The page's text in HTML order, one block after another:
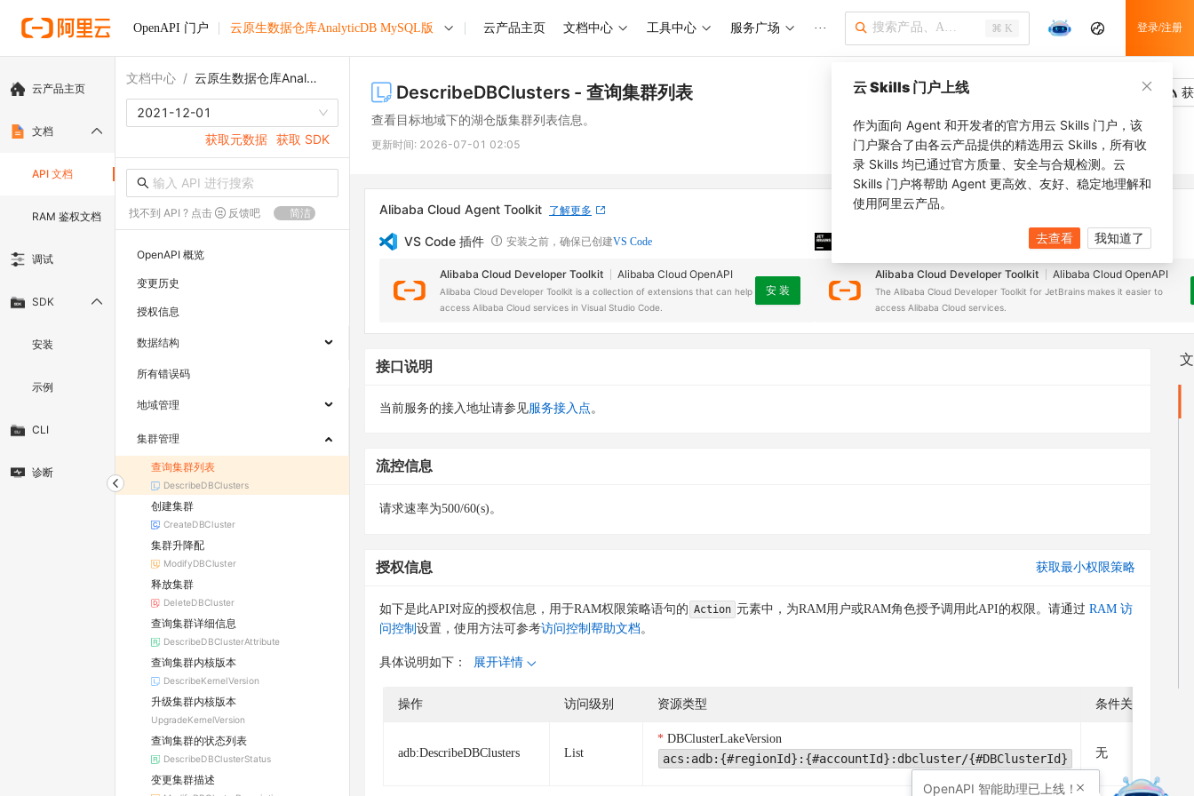
OpenAPI 门户 云原生数据仓库AnalyticDB MySQL版 云产品主页 文档中心 工具中心 服务广场 ··· ⌘ K 登录/注册
云产品主页
文档
API 文档
RAM 鉴权文档
调试
SDK
安装
示例
CLI
诊断
文档中心 / 云原生数据仓库AnalyticDB MySQL版
2021-12-01
获取元数据 获取 SDK
找不到 API ? 点击 反馈吧 简洁
OpenAPI 概览
变更历史
授权信息
数据结构
所有错误码
地域管理
集群管理
查询集群列表
DescribeDBClusters
创建集群
CreateDBCluster
集群升降配
ModifyDBCluster
释放集群
DeleteDBCluster
查询集群详细信息
DescribeDBClusterAttribute
查询集群内核版本
DescribeKernelVersion
升级集群内核版本
UpgradeKernelVersion
查询集群的状态列表
DescribeDBClusterStatus
变更集群描述
DescribeDBClusters - 查询集群列表
查看目标地域下的湖仓版集群列表信息。
更新时间: 2026-07-01 02:05
Alibaba Cloud Agent Toolkit 了解更多
VS Code 插件 安装之前，确保已创建VS Code
Alibaba Cloud Developer Toolkit Alibaba Cloud OpenAPI
Alibaba Cloud Developer Toolkit is a collection of extensions that can help
access Alibaba Cloud services in Visual Studio Code.
安 装
安装之前，确保已创建JetBrains IDE
Alibaba Cloud Developer Toolkit Alibaba Cloud OpenAPI
The Alibaba Cloud Developer Toolkit for JetBrains makes it easier to
access Alibaba Cloud services.
接口说明
当前服务的接入地址请参见服务接入点。
流控信息
请求速率为500/60(s)。
授权信息 获取最小权限策略
如下是此API对应的授权信息，用于RAM权限策略语句的 Action 元素中，为RAM用户或RAM角色授予调用此API的权限。请通过 RAM 访
问控制 设置，使用方法可参考访问控制帮助文档。
具体说明如下： 展开详情
操作 访问级别 资源类型 条件关键字
adb:DescribeDBClusters List
DBClusterLakeVersion
acs:adb:{#regionId}:{#accountId}:dbcluster/{#DBClusterId} 无
云 Skills 门户上线
作为面向 Agent 和开发者的官方用云 Skills 门户，该
门户聚合了由各云产品提供的精选用云 Skills，所有收
录 Skills 均已通过官方质量、安全与合规检测。云
Skills 门户将帮助 Agent 更高效、友好、稳定地理解和
使用阿里云产品。
去查看 我知道了
OpenAPI 智能助理已上线！